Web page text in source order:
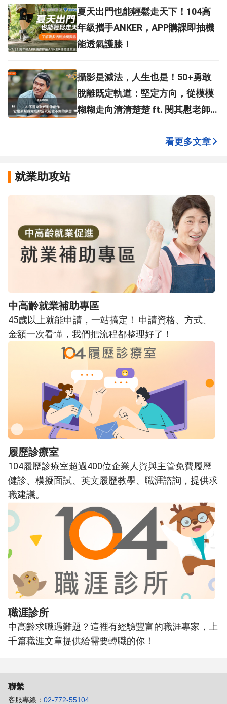
夏天出門也能輕鬆走天下！104高
年級攜手ANKER，APP購課即抽機
能透氣護膝！
攝影是減法，人生也是！50+勇敢
脫離既定軌道：堅定方向，從模模
糊糊走向清清楚楚 ft. 閔其慰老師 |
看更多文章
就業助攻站
中高齡就業補助專區
45歲以上就能申請，一站搞定！ 申請資格、方式、
金額一次看懂，我們把流程都整理好了！
履歷診療室
104履歷診療室超過400位企業人資與主管免費履歷
健診、模擬面試、英文履歷教學、職涯諮詢，提供求
職建議。
職涯診所
中高齡求職遇難題？這裡有經驗豐富的職涯專家，上
千篇職涯文章提供給需要轉職的你！
聯繫
客服專線： 02-772-55104